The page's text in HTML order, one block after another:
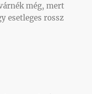
még, mert
esetleges rossz